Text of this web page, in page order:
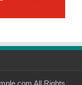
All Rights